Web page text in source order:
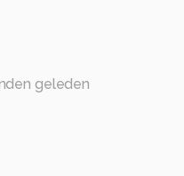
geleden